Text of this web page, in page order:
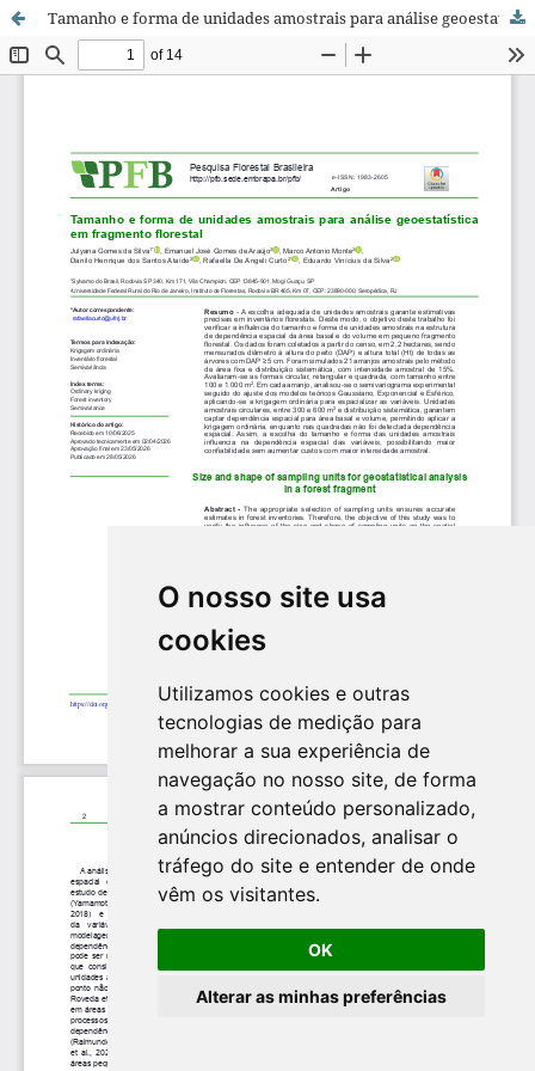
O nosso site usa
cookies
Utilizamos cookies e outras
tecnologias de medição para
melhorar a sua experiência de
navegação no nosso site, de forma
a mostrar conteúdo personalizado,
anúncios direcionados, analisar o
tráfego do site e entender de onde
vêm os visitantes.
OK
Alterar as minhas preferências
Tamanho e forma de unidades amostrais para análise geoestatística em fragmento florestal